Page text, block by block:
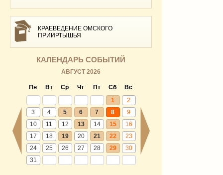
КРАЕВЕДЕНИЕ ОМСКОГО
ПРИИРТЫШЬЯ
КАЛЕНДАРЬ СОБЫТИЙ
АВГУСТ 2026
Пн Вт Ср Чт Пт Сб
Вс
1
2
3
4 5 6 7 8
9
10
11 12 13 14 15
16
17
18 19 20 21 22
23
24
25 26 27 28 29
30
31